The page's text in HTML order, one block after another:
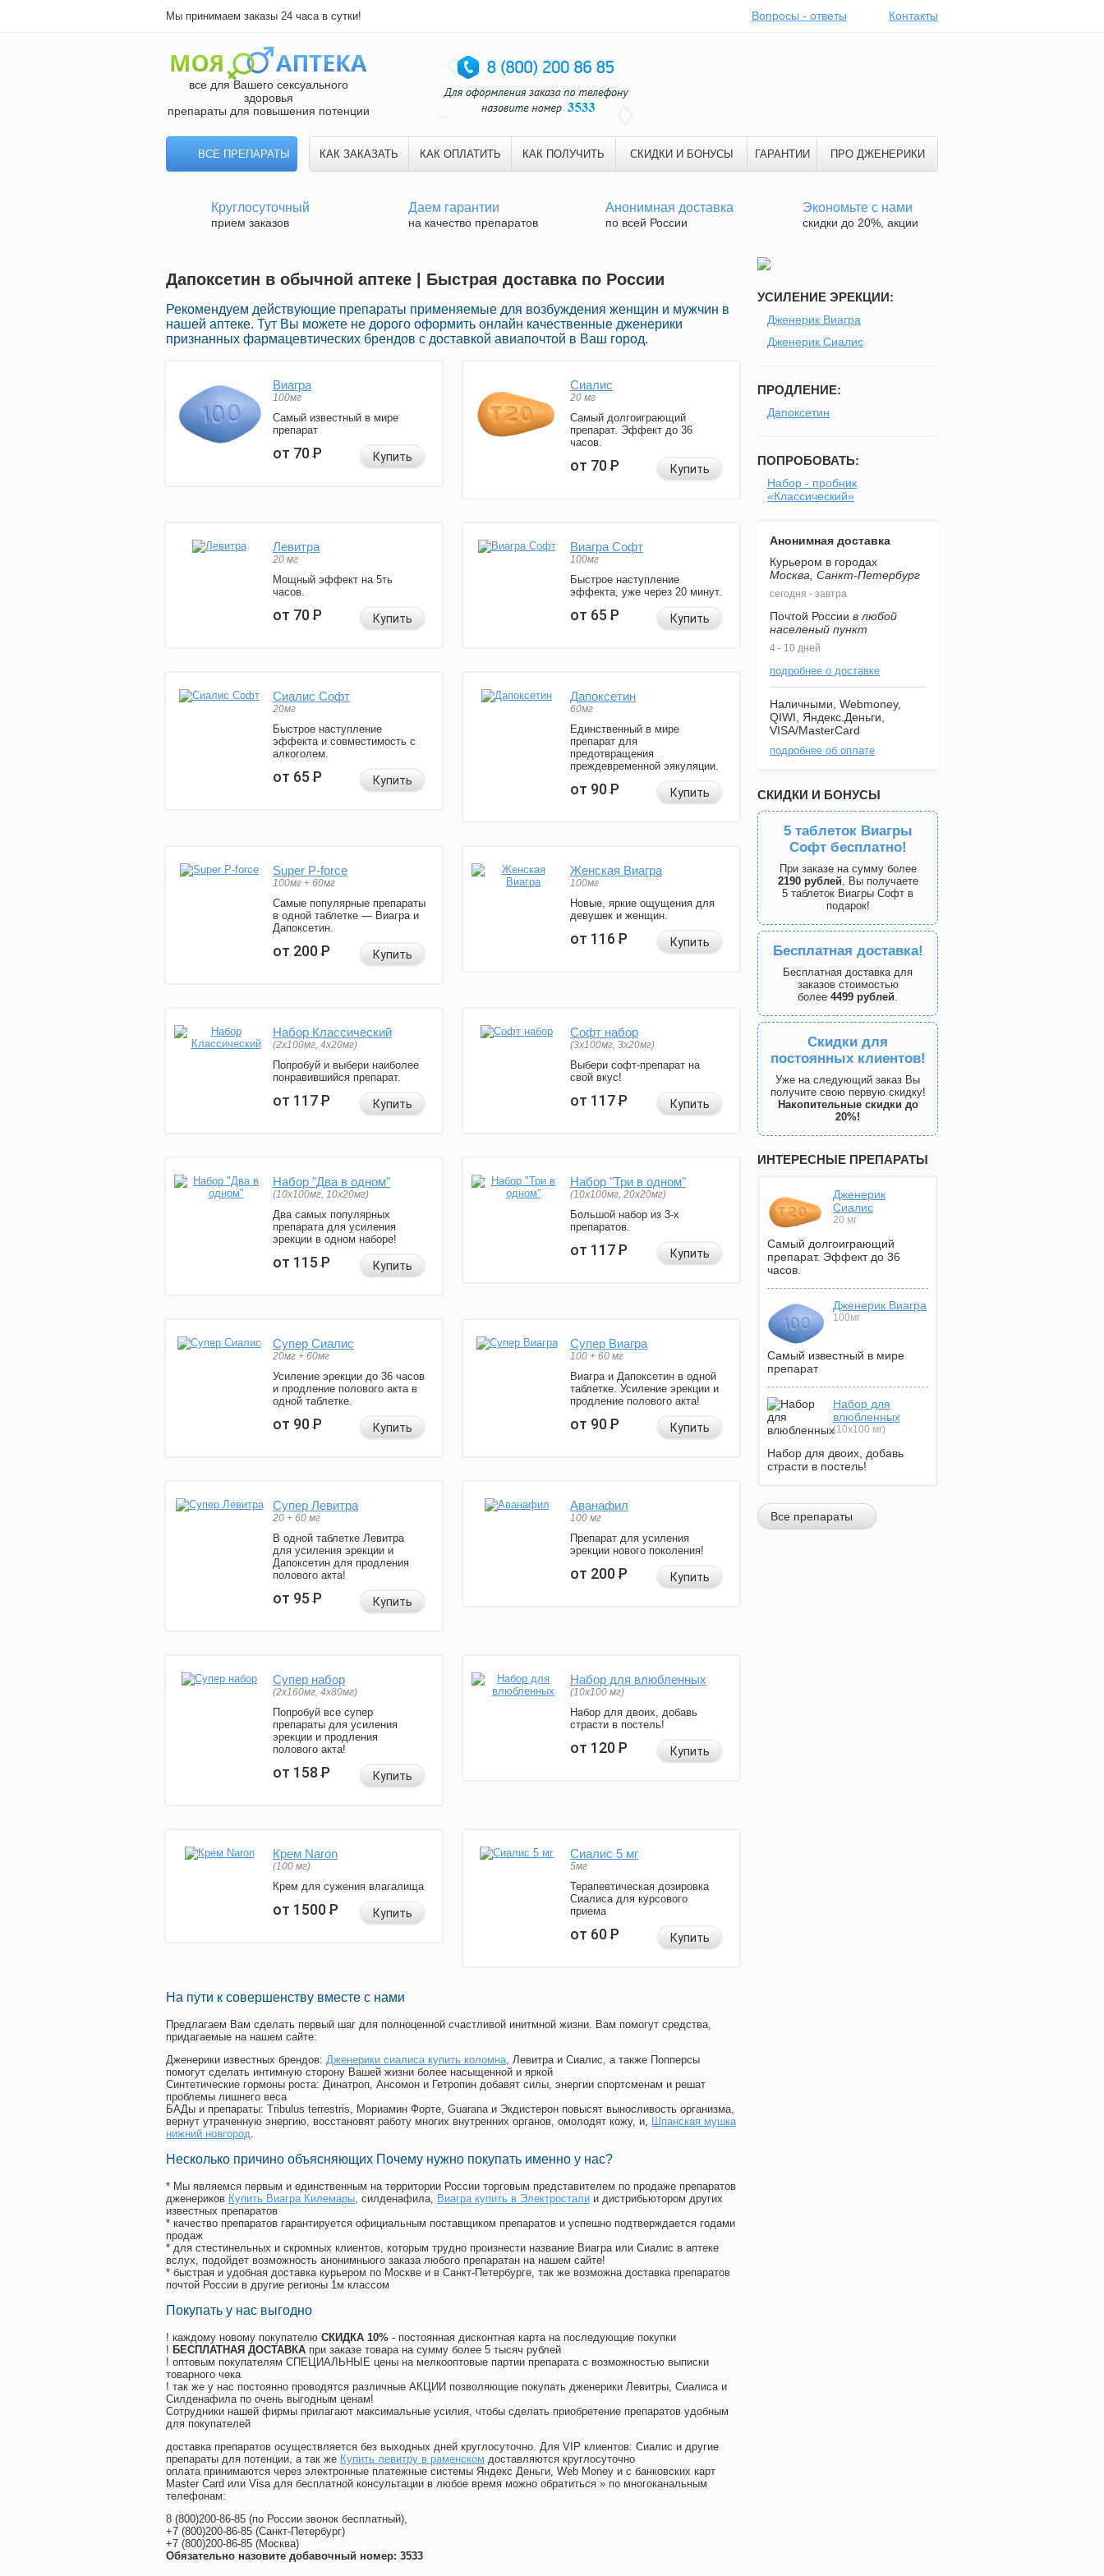
Мы принимаем заказы 24 часа в сутки! Вопросы - ответы Контакты
все для Вашего сексуального
здоровья
препараты для повышения потенции
ВСЕ ПРЕПАРАТЫ КАК ЗАКАЗАТЬ КАК ОПЛАТИТЬ КАК ПОЛУЧИТЬ СКИДКИ И БОНУСЫ ГАРАНТИИ ПРО ДЖЕНЕРИКИ
Круглосуточный
прием заказов
Даем гарантии
на качество препаратов
Анонимная доставка
по всей России
Экономьте с нами
скидки до 20%, акции
Дапоксетин в обычной аптеке | Быстрая доставка по России
Рекомендуем действующие препараты применяемые для возбуждения женщин и мужчин в
нашей аптеке. Тут Вы можете не дорого оформить онлайн качественные дженерики
признанных фармацевтических брендов с доставкой авиапочтой в Ваш город.
Виагра
100мг
Самый известный в мире
препарат
от 70Р Купить
Сиалис
20 мг
Самый долгоиграющий
препарат. Эффект до 36
часов.
от 70Р Купить
Левитра
20 мг
Мощный эффект на 5ть
часов.
от 70Р Купить
Виагра Софт
100мг
Быстрое наступление
эффекта, уже через 20 минут.
от 65Р Купить
Сиалис Софт
20мг
Быстрое наступление
эффекта и совместимость с
алкоголем.
от 65Р Купить
Дапоксетин
60мг
Единственный в мире
препарат для
предотвращения
преждевременной эякуляции.
от 90Р Купить
Super P-force
100мг + 60мг
Самые популярные препараты
в одной таблетке — Виагра и
Дапоксетин.
от 200Р Купить
Женская Виагра
100мг
Новые, яркие ощущения для
девушек и женщин.
от 116Р Купить
Набор Классический
(2x100мг, 4x20мг)
Попробуй и выбери наиболее
понравившийся препарат.
от 117Р Купить
Софт набор
(3x100мг, 3x20мг)
Выбери софт-препарат на
свой вкус!
от 117Р Купить
Набор "Два в одном"
(10x100мг, 10x20мг)
Два самых популярных
препарата для усиления
эрекции в одном наборе!
от 115Р Купить
Набор "Три в одном"
(10x100мг, 20x20мг)
Большой набор из 3-х
препаратов.
от 117Р Купить
Супер Сиалис
20мг + 60мг
Усиление эрекции до 36 часов
и продление полового акта в
одной таблетке.
от 90Р Купить
Супер Виагра
100 + 60 мг
Виагра и Дапоксетин в одной
таблетке. Усиление эрекции и
продление полового акта!
от 90Р Купить
Супер Левитра
20 + 60 мг
В одной таблетке Левитра
для усиления эрекции и
Дапоксетин для продления
полового акта!
от 95Р Купить
Аванафил
100 мг
Препарат для усиления
эрекции нового поколения!
от 200Р Купить
Супер набор
(2х160мг, 4х80мг)
Попробуй все супер
препараты для усиления
эрекции и продления
полового акта!
от 158Р Купить
Набор для влюбленных
(10х100 мг)
Набор для двоих, добавь
страсти в постель!
от 120Р Купить
Крем Naron
(100 мг)
Крем для сужения влагалища
от 1500Р Купить
Сиалис 5 мг
5мг
Терапевтическая дозировка
Сиалиса для курсового
приема
от 60Р Купить
На пути к совершенству вместе с нами
Предлагаем Вам сделать первый шаг для полноценной счастливой инитмной жизни. Вам помогут средства,
придагаемые на нашем сайте:
Дженерики известных брендов: Дженерики сиалиса купить коломна, Левитра и Сиалис, а также Попперсы
помогут сделать интимную сторону Вашей жизни более насыщенной и яркой
Синтетические гормоны роста: Динатроп, Ансомон и Гетропин добавят силы, энергии спортсменам и решат
проблемы лишнего веса
БАДы и препараты: Tribulus terrestris, Мориамин Форте, Guarana и Экдистерон повысят выносливость организма,
вернут утраченную энергию, восстановят работу многих внутренних органов, омолодят кожу, и, Шпанская мушка
нижний новгород.
Несколько причино объясняющих Почему нужно покупать именно у нас?
* Мы являемся первым и единственным на территории России торговым представителем по продаже препаратов
дженериков Купить Виагра Килемары, силденафила, Виагра купить в Электростали и дистрибьютором других
известных препаратов
* качество препаратов гарантируется официальным поставщиком препаратов и успешно подтверждается годами
продаж
* для стестинельных и скромных клиентов, которым трудно произнести название Виагра или Сиалис в аптеке
вслух, подойдет возможность анонимныого заказа любого препаратан на нашем сайте!
* быстрая и удобная доставка курьером по Москве и в Санкт-Петербурге, так же возможна доставка препаратов
почтой России в другие регионы 1м классом
Покупать у нас выгодно
! каждому новому покупателю СКИДКА 10% - постоянная дисконтная карта на последующие покупки
! БЕСПЛАТНАЯ ДОСТАВКА при заказе товара на сумму более 5 тысяч рублей
! оптовым покупателям СПЕЦИАЛЬНЫЕ цены на мелкооптовые партии препарата с возможностью выписки
товарного чека
! так же у нас постоянно проводятся различные АКЦИИ позволяющие покупать дженерики Левитры, Сиалиса и
Силденафила по очень выгодным ценам!
Cотрудники нашей фирмы прилагают максимальные усилия, чтобы сделать приобретение препаратов удобным
для покупателей
доставка препаратов осуществляется без выходных дней круглосуточно. Для VIP клиентов: Сиалис и другие
препараты для потенции, а так же Купить левитру в раменском доставляются круглосуточно
оплата принимаются через электронные платежные системы Яндекс Деньги, Web Money и с банковских карт
Master Card или Visa для бесплатной консультации в любое время можно обратиться » по многоканальным
телефонам:
8 (800)200-86-85 (по России звонок бесплатный),
+7 (800)200-86-85 (Санкт-Петербург)
+7 (800)200-86-85 (Москва)
Обязательно назовите добавочный номер: 3533
УСИЛЕНИЕ ЭРЕКЦИИ:
Дженерик Виагра
Дженерик Сиалис
ПРОДЛЕНИЕ:
Дапоксетин
ПОПРОБОВАТЬ:
Набор - пробник
«Классический»
Анонимная доставка
Курьером в городах
Москва, Санкт-Петербург
сегодня - завтра
Почтой России в любой
населеный пункт
4 - 10 дней
подробнее о доставке
Наличными, Webmoney,
QIWI, Яндекс.Деньги,
VISA/MasterCard
подробнее об оплате
СКИДКИ И БОНУСЫ
5 таблеток Виагры
Софт бесплатно!
При заказе на сумму более
2190 рублей, Вы получаете
5 таблеток Виагры Софт в
подарок!
Бесплатная доставка!
Бесплатная доставка для
заказов стоимостью
более 4499 рублей.
Скидки для
постоянных клиентов!
Уже на следующий заказ Вы
получите свою первую скидку!
Накопительные скидки до
20%!
ИНТЕРЕСНЫЕ ПРЕПАРАТЫ
Дженерик
Сиалис
20 мг
Самый долгоиграющий
препарат. Эффект до 36
часов.
Дженерик Виагра
100мг
Самый известный в мире
препарат
Набор для
влюбленных
(10х100 мг)
Набор для двоих, добавь
страсти в постель!
Все препараты